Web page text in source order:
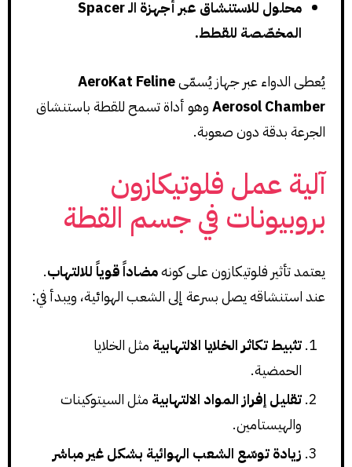
محلول للاستنشاق عبر أجهزة الـ Spacer
المخصّصة للقطط.
يُعطى الدواء عبر جهاز يُسمّىAeroKat Feline
Aerosol Chamberوهو أداة تسمح للقطة باستنشاق
الجرعة بدقة دون صعوبة.
آلية عمل فلوتيكازون
بروبيونات في جسم القطة
يعتمد تأثير فلوتيكازون على كونهمضاداً قوياً للالتهاب.
عند استنشاقه يصل بسرعة إلى الشعب الهوائية، ويبدأ في:
تثبيط تكاثر الخلايا الالتهابية مثل الخلايا
الحمضية.
تقليل إفراز المواد الالتهابية مثل السيتوكينات
والهيستامين.
زيادة توسّع الشعب الهوائية بشكل غير مباشر